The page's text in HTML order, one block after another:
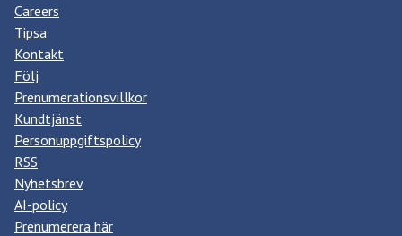
Careers
Tipsa
Kontakt
Följ
Prenumerationsvillkor
Kundtjänst
Personuppgiftspolicy
RSS
Nyhetsbrev
AI-policy
Prenumerera här